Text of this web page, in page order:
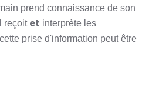
prend connaissance de son
reçoit et interprète les
prise d'information peut être